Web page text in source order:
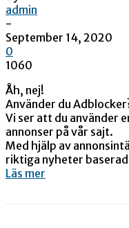
admin
-
September 14, 2020
0
1060
Åh, nej!
Använder du
Vi ser att du använder
annonser på vår sajt.
Med hjälp av
riktiga nyheter
Läs mer